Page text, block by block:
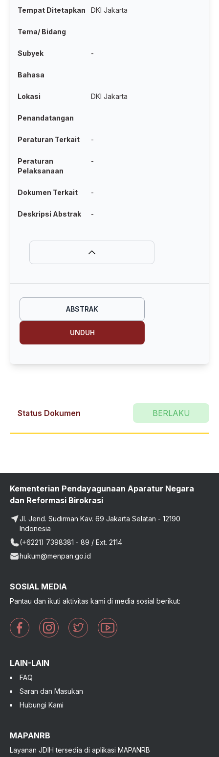
Tempat Ditetapkan DKI Jakarta
Tema/ Bidang
Subyek -
Bahasa
Lokasi DKI Jakarta
Penandatangan
Peraturan Terkait -
Peraturan
Pelaksanaan
-
Dokumen Terkait -
Deskripsi Abstrak -
ABSTRAK
UNDUH
Status Dokumen BERLAKU
Kementerian Pendayagunaan Aparatur Negara
dan Reformasi Birokrasi
Jl. Jend. Sudirman Kav. 69 Jakarta Selatan - 12190
Indonesia
(+6221) 7398381 - 89 / Ext. 2114
hukum@menpan.go.id
SOSIAL MEDIA
Pantau dan ikuti aktivitas kami di media sosial berikut:
LAIN-LAIN
FAQ
Saran dan Masukan
Hubungi Kami
MAPANRB
Layanan JDIH tersedia di aplikasi MAPANRB